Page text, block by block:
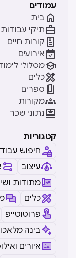
עמודים
בית 
תיקי עבודות
קורות חיים 
אירועים 
מסלולי
כלים
ספרים 
מקורות
נתוני שכר
קטגוריות
חיפוש
עיצוב
מתודות
כלים
פרוטוטייפ
בינה
איורים